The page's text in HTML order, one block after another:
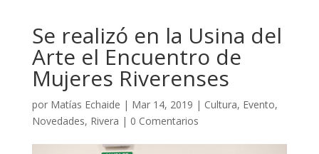
Se realizó en la Usina del
Arte el Encuentro de
Mujeres Riverenses
por Matías Echaide | Mar 14, 2019 | Cultura, Evento,
Novedades, Rivera | 0 Comentarios